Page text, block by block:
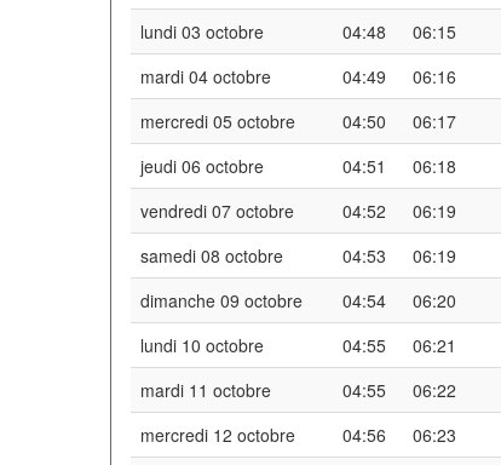
lundi 03 octobre
04:48 06:15
mardi 04 octobre
04:49 06:16
mercredi 05 octobre
04:50 06:17
jeudi 06 octobre
04:51 06:18
vendredi 07 octobre
04:52 06:19
samedi 08 octobre
04:53 06:19
dimanche 09 octobre
04:54 06:20
lundi 10 octobre
04:55 06:21
mardi 11 octobre
04:55 06:22
mercredi 12 octobre
04:56 06:23